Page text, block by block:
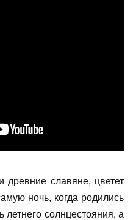
древние славяне, цветет
ночь, когда родились
летнего солнцестояния, а